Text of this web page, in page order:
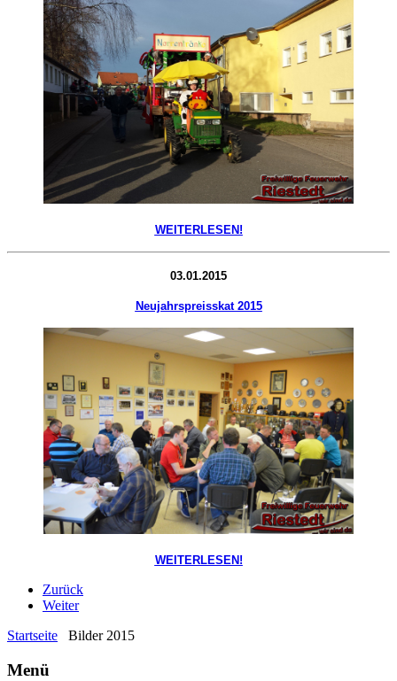
WEITERLESEN!
03.01.2015
Neujahrspreisskat 2015
WEITERLESEN!
Zurück
Weiter
Startseite
Bilder 2015
Menü